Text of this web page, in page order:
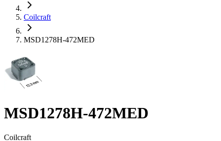
Coilcraft
MSD1278H-472MED
MSD1278H-472MED
Coilcraft